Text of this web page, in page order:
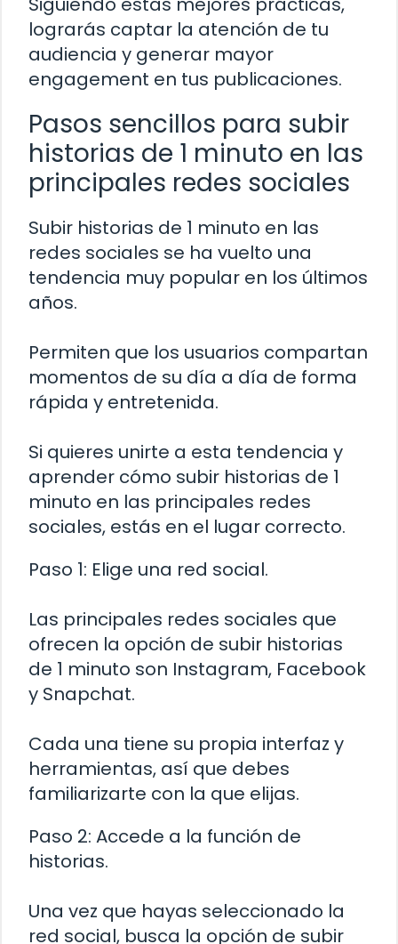
lograrás captar la atención de tu
audiencia y generar mayor
engagement en tus publicaciones.
Pasos sencillos para subir
historias de 1 minuto en las
principales redes sociales
Subir historias de 1 minuto en las
redes sociales se ha vuelto una
tendencia muy popular en los últimos
años.
Permiten que los usuarios compartan
momentos de su día a día de forma
rápida y entretenida.
Si quieres unirte a esta tendencia y
aprender cómo subir historias de 1
minuto en las principales redes
sociales, estás en el lugar correcto.
Paso 1: Elige una red social.
Las principales redes sociales que
ofrecen la opción de subir historias
de 1 minuto son Instagram, Facebook
y Snapchat.
Cada una tiene su propia interfaz y
herramientas, así que debes
familiarizarte con la que elijas.
Paso 2: Accede a la función de
historias.
Una vez que hayas seleccionado la
red social, busca la opción de subir